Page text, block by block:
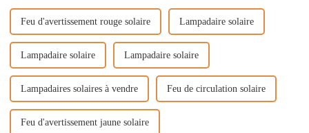
Feu d'avertissement rouge solaire Lampadaire solaire
Lampadaire solaire Lampadaire solaire
Lampadaires solaires à vendre Feu de circulation solaire
Feu d'avertissement jaune solaire